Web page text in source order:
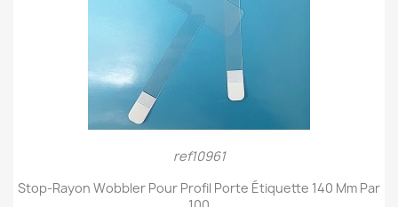
ref10961
Stop-Rayon Wobbler Pour Profil Porte Étiquette 140 Mm Par